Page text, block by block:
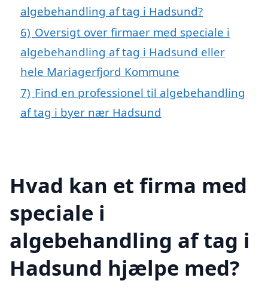
algebehandling af tag i Hadsund?
6) Oversigt over firmaer med speciale i
algebehandling af tag i Hadsund eller
hele Mariagerfjord Kommune
7) Find en professionel til algebehandling
af tag i byer nær Hadsund
Hvad kan et firma med
speciale i
algebehandling af tag i
Hadsund hjælpe med?